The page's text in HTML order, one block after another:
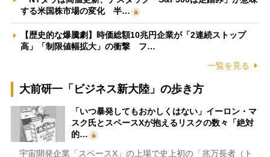
する米国株市場の変化 半…
【歴史的な爆騰劇】時価総額10兆円企業が「2連続ストップ
高」「制限値幅拡大」の衝撃 フ…
一覧を見る
大前研一「ビジネス新大陸」の歩き方
「いつ暴発してもおかしくはない」イーロン・マ
スク氏とスペースXが抱えるリスクの数々「絶対
的…
宇宙開発企業「スペースX」の上場で史上初の「兆万長者（ト